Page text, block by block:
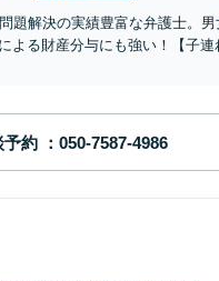
題解決の実績豊富な弁護士。
よる財産分与にも強い！【子
予約